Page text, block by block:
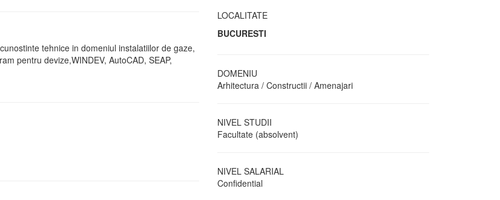
LOCALITATE
BUCURESTI
DOMENIU
Arhitectura / Constructii / Amenajari
NIVEL STUDII
Facultate (absolvent)
NIVEL SALARIAL
Confidential
tehnice in domeniul instalatiilor de gaze,
pentru devize,WINDEV, AutoCAD, SEAP,